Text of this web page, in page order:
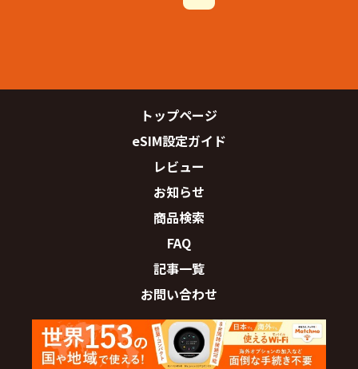
トップページ
eSIM設定ガイド
レビュー
お知らせ
商品検索
FAQ
記事一覧
お問い合わせ